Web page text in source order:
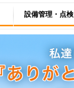
設備管理・点検